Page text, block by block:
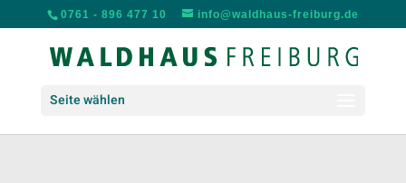
0761 - 896 477 10 info@waldhaus-freiburg.de
Seite wählen